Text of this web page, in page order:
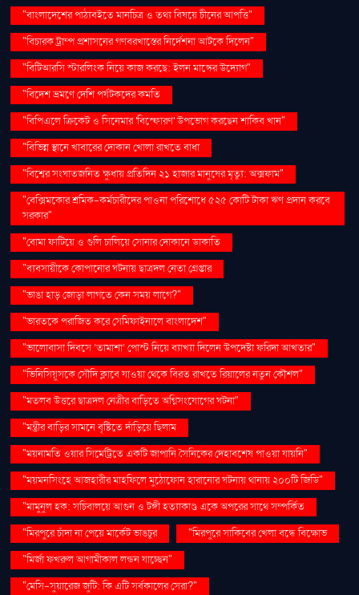
"বাংলাদেশের পাঠ্যবইতে মানচিত্র ও তথ্য বিষয়ে চীনের আপত্তি"
"বিচারক ট্রাম্প প্রশাসনের গণবরখাস্তের নির্দেশনা আটকে দিলেন"
"বিটিআরসি স্টারলিংক নিয়ে কাজ করছে: ইলন মাস্কের উদ্যোগ"
"বিদেশ ভ্রমণে দেশি পর্যটকদের কমতি
"বিপিএলে ক্রিকেট ও সিনেমার 'বিস্ফোরণ' উপভোগ করছেন শাকিব খান"
"বিভিন্ন স্থানে খাবারের দোকান খোলা রাখতে বাধা
"বিশ্বের সংঘাতজনিত ক্ষুধায় প্রতিদিন ২১ হাজার মানুষের মৃত্যু: অক্সফাম"
"বেক্সিমকোর শ্রমিক-কর্মচারীদের পাওনা পরিশোধে ৫২৫ কোটি টাকা ঋণ প্রদান করবে
সরকার"
"বোমা ফাটিয়ে ও গুলি চালিয়ে সোনার দোকানে ডাকাতি
"ব্যবসায়ীকে কোপানোর ঘটনায় ছাত্রদল নেতা গ্রেপ্তার
"ভাঙা হাড় জোড়া লাগতে কেন সময় লাগে?"
"ভারতকে পরাজিত করে সেমিফাইনালে বাংলাদেশ"
"ভালোবাসা দিবসে ‘তামাশা’ পোস্ট নিয়ে ব্যাখ্যা দিলেন উপদেষ্টা ফরিদা আখতার"
"ভিনিসিয়ুসকে সৌদি ক্লাবে যাওয়া থেকে বিরত রাখতে রিয়ালের নতুন কৌশল"
"মতলব উত্তরে ছাত্রদল নেত্রীর বাড়িতে অগ্নিসংযোগের ঘটনা"
"মন্ত্রীর বাড়ির সামনে বৃষ্টিতে দাঁড়িয়ে ছিলাম
"ময়নামতি ওয়ার সিমেট্রিতে একটি জাপানি সৈনিকের দেহাবশেষ পাওয়া যায়নি"
"ময়মনসিংহে আজহারীর মাহফিলে মুঠোফোন হারানোর ঘটনায় থানায় ২০০টি জিডি"
"মামুনুল হক: সচিবালয়ে আগুন ও টঙ্গী হত্যাকাণ্ড একে অপরের সাথে সম্পর্কিত
"মিরপুরে চাঁদা না পেয়ে মার্কেট ভাঙচুর
"মিরপুরে সাকিবের খেলা বন্ধে বিক্ষোভ
"মির্জা ফখরুল আগামীকাল লন্ডন যাচ্ছেন"
"মেসি-সুয়ারেজ জুটি: কি এটি সর্বকালের সেরা?"